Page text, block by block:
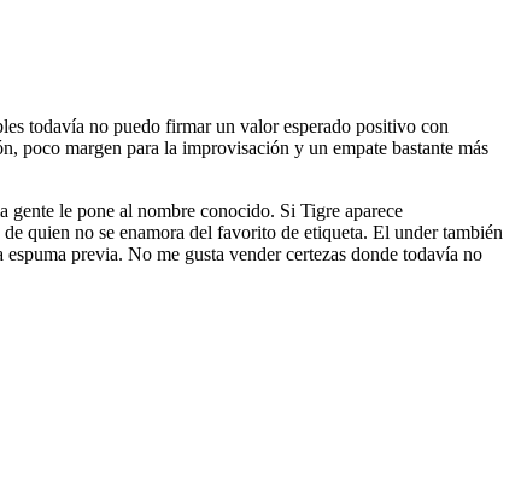
todavía no puedo firmar un valor esperado positivo con
poco margen para la improvisación y un empate bastante más
gente le pone al nombre conocido. Si Tigre aparece
quien no se enamora del favorito de etiqueta. El under también
previa. No me gusta vender certezas donde todavía no